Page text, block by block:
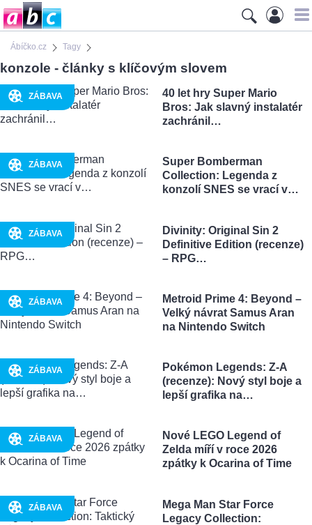
Ábíčko.cz Tagy
konzole - články s klíčovým slovem
ZÁBAVA
40 let hry Super Mario
Bros: Jak slavný instalatér
zachránil…
ZÁBAVA
Super Bomberman
Collection: Legenda z
konzolí SNES se vrací v…
ZÁBAVA
Divinity: Original Sin 2
Definitive Edition (recenze)
– RPG…
ZÁBAVA
Metroid Prime 4: Beyond –
Velký návrat Samus Aran
na Nintendo Switch
ZÁBAVA
Pokémon Legends: Z-A
(recenze): Nový styl boje a
lepší grafika na…
ZÁBAVA
Nové LEGO Legend of
Zelda míří v roce 2026
zpátky k Ocarina of Time
ZÁBAVA
Mega Man Star Force
Legacy Collection: